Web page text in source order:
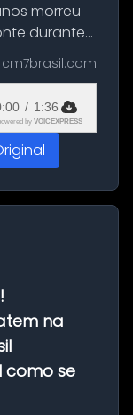
morreu
durante
do
em
cm7brasil.com
/ 1:36
by VOICEXPRESS
na
se